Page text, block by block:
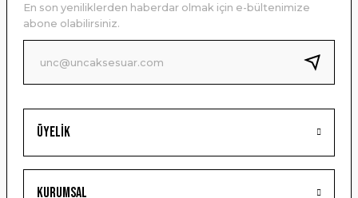
Ürün bilgilerinde hatalar bulunuyor.
Ürün fiyatı diğer sitelerden daha pahalı.
Bu ürüne benzer farklı alternatifler olmalı.
Gönder
Üyelik
Kurumsal
En son yeniliklerden haberdar olmak için e-bültenimize
abone olabilirsiniz.